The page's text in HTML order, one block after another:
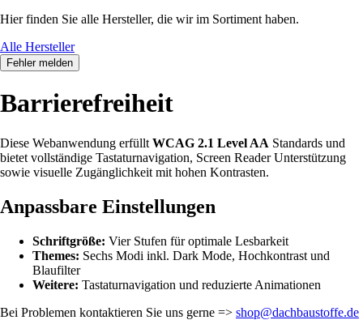
Hier finden Sie alle Hersteller, die wir im Sortiment haben.
Alle Hersteller
Fehler melden
Barrierefreiheit
Diese Webanwendung erfüllt WCAG 2.1 Level AA Standards und
bietet vollständige Tastaturnavigation, Screen Reader Unterstützung
sowie visuelle Zugänglichkeit mit hohen Kontrasten.
Anpassbare Einstellungen
Schriftgröße: Vier Stufen für optimale Lesbarkeit
Themes: Sechs Modi inkl. Dark Mode, Hochkontrast und
Blaufilter
Weitere: Tastaturnavigation und reduzierte Animationen
Bei Problemen kontaktieren Sie uns gerne => shop@dachbaustoffe.de